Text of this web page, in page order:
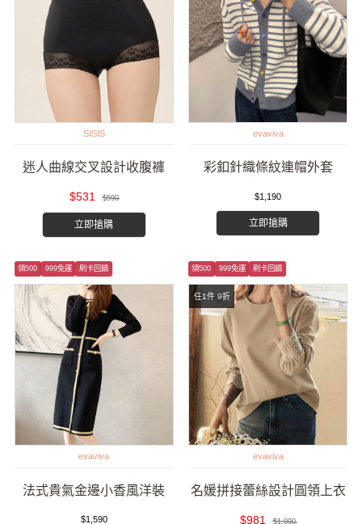
SISIS
迷人曲線交叉設計收腹褲
$531 $590
立即搶購
evaviva
彩釦針織條紋連帽外套
$1,190
立即搶購
領500 999免運 刷卡回饋
evaviva
法式貴氣金邊小香風洋裝
$1,590
任1件 9折
領500 999免運 刷卡回饋
evaviva
名媛拼接蕾絲設計圓領上衣
$981 $1,090